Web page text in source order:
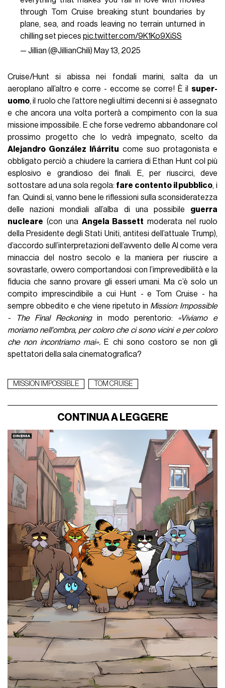
through Tom Cruise breaking stunt boundaries by
plane, sea, and roads leaving no terrain unturned in
chilling set pieces pic.twitter.com/9K1Ko9XiSS
— Jillian (@JillianChili) May 13, 2025
Cruise/Hunt si abissa nei fondali marini, salta da un
aeroplano all’altro e corre - eccome se corre! È il super-
uomo, il ruolo che l’attore negli ultimi decenni si è assegnato
e che ancora una volta porterà a compimento con la sua
missione impossibile. E che forse vedremo abbandonare col
prossimo progetto che lo vedrà impegnato, scelto da
Alejandro González Iñárritu come suo protagonista e
obbligato perciò a chiudere la carriera di Ethan Hunt col più
esplosivo e grandioso dei finali. E, per riuscirci, deve
sottostare ad una sola regola: fare contento il pubblico, i
fan. Quindi sì, vanno bene le riflessioni sulla sconsideratezza
delle nazioni mondiali all’alba di una possibile guerra
nucleare (con una Angela Bassett moderata nel ruolo
della Presidente degli Stati Uniti, antitesi dell’attuale Trump),
d’accordo sull’interpretazioni dell’avvento delle AI come vera
minaccia del nostro secolo e la maniera per riuscire a
sovrastarle, ovvero comportandosi con l’imprevedibilità e la
fiducia che sanno provare gli esseri umani. Ma c’è solo un
compito imprescindibile a cui Hunt - e Tom Cruise - ha
sempre obbedito e che viene ripetuto in Mission: Impossible
- The Final Reckoningin modo perentorio: «Viviamo e
moriamo nell'ombra, per coloro che ci sono vicini e per coloro
che non incontriamo mai».E chi sono costoro se non gli
spettatori della sala cinematografica?
MISSION IMPOSSIBLE TOM CRUISE
CONTINUA A LEGGERE